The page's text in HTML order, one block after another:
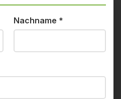
Nachname *